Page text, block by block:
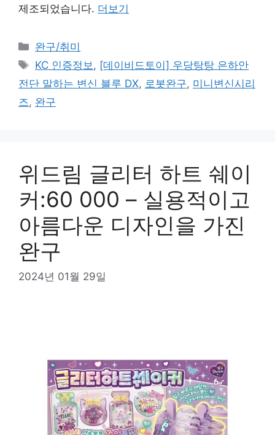
제조되었습니다. 더보기
카
테
리
완구/취미
태
그
KC 인증정보, [데이비드토이] 우당탕탕 은하안
전단 말하는 변신 블루 DX, 로봇완구, 미니변신시리
즈, 완구
위드림 글리터 하트 쉐이
커:60 000 – 실용적이고
아름다운 디자인을 가진
완구
2024년 01월 29일